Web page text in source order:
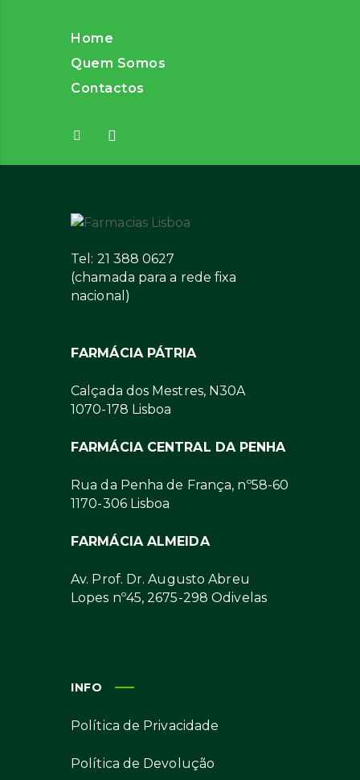
Home
Quem Somos
Contactos
Tel: 21 388 0627
(chamada para a rede fixa
nacional)
FARMÁCIA PÁTRIA
Calçada dos Mestres, N30A
1070-178 Lisboa
FARMÁCIA CENTRAL DA PENHA
Rua da Penha de França, nº58-60
1170-306 Lisboa
FARMÁCIA ALMEIDA
Av. Prof. Dr. Augusto Abreu
Lopes nº45, 2675-298 Odivelas
INFO
Política de Privacidade
Política de Devolução